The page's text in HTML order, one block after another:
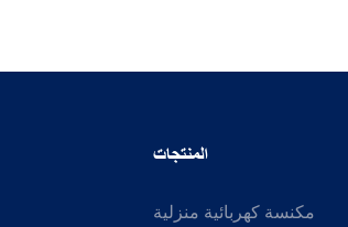
المنتجات
مكنسة كهربائية منزلية